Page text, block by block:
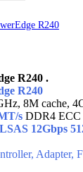
R240
R240 .
R240
8M cache,
s DDR4
12Gbps
Adapter,